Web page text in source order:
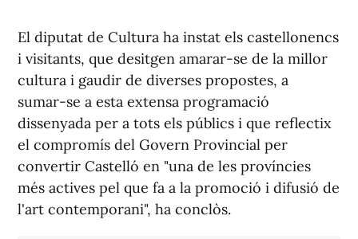
El diputat de Cultura ha instat els castellonencs
i visitants, que desitgen amarar-se de la millor
cultura i gaudir de diverses propostes, a
sumar-se a esta extensa programació
dissenyada per a tots els públics i que reflectix
el compromís del Govern Provincial per
convertir Castelló en "una de les províncies
més actives pel que fa a la promoció i difusió de
l'art contemporani", ha conclòs.